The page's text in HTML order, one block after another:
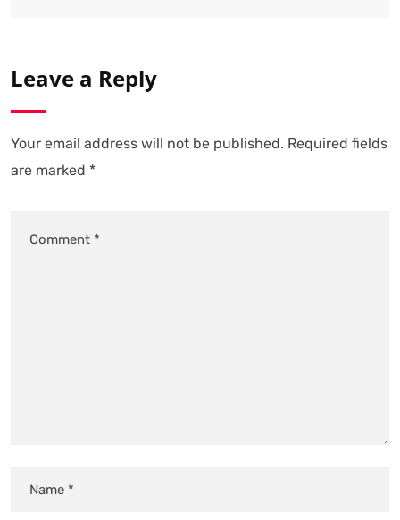
Leave a Reply
Your email address will not be published. Required fields
are marked *